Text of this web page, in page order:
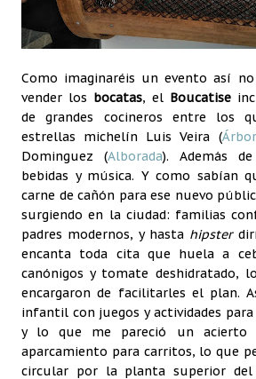
Como imaginaréis un evento así
vender los bocatas, el Boucatise
de grandes cocineros entre los
estrellas michelín Luis Veira (
Dominguez (Alborada). Además
bebidas y música. Y como sabían
carne de cañón para ese nuevo
surgiendo en la ciudad: familias
padres modernos, y hasta hipster
encanta toda cita que huela a
canónigos y tomate deshidratado,
encargaron de facilitarles el plan.
infantil con juegos y actividades para
y lo que me pareció un acierto
aparcamiento para carritos, lo que
circular por la planta superior del